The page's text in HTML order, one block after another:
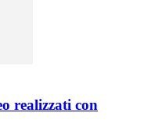
realizzati con